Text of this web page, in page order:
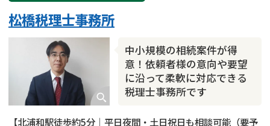
中小規模の相続案件が得
意！依頼者様の意向や要望
に沿って柔軟に対応できる
税理士事務所です
松橋税理士事務所
【北浦和駅徒歩約5分｜平日夜間・土日祝日も相談可能（要予